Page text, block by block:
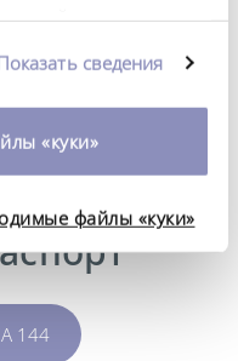
а также
Вы можете
в любое
об этом вы
сведения
«куки»
файлы «куки»
144